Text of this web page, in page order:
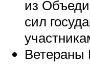
из
сил
Ветераны